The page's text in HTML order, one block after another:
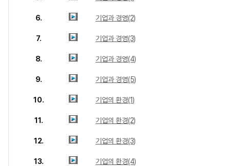
6. 기업과 경영(2)
7. 기업과 경영(3)
8. 기업과 경영(4)
9. 기업과 경영(5)
10. 기업의 환경(1)
11. 기업의 환경(2)
12. 기업의 환경(3)
13. 기업의 환경(4)